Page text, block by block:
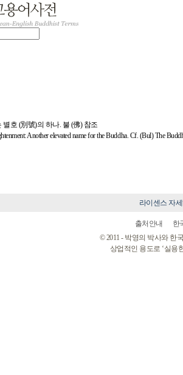
별호 (別號)의 하나. 불 (佛) 참조
Another elevated name for the Buddha. Cf. (Bul) The
라이센스 자
출처안내
한
© 2011 - 박영의 박사와 한
상업적인 용도로 ‘실용